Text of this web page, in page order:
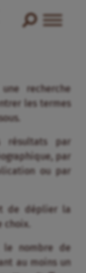
recherche
les termes
résultats par
par
ou par
de déplier la
le nombre de
au moins un